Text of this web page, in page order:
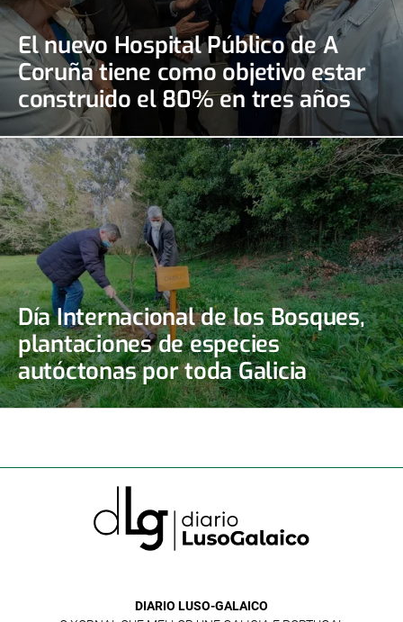
El nuevo Hospital Público de A
Coruña tiene como objetivo estar
construido el 80% en tres años
Día Internacional de los Bosques,
plantaciones de especies
autóctonas por toda Galicia
DIARIO LUSO-GALAICO